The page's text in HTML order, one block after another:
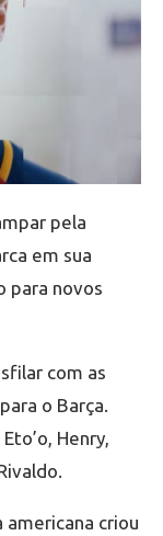
pela
em sua
para novos
com as
o Barça.
Henry,
americana criou